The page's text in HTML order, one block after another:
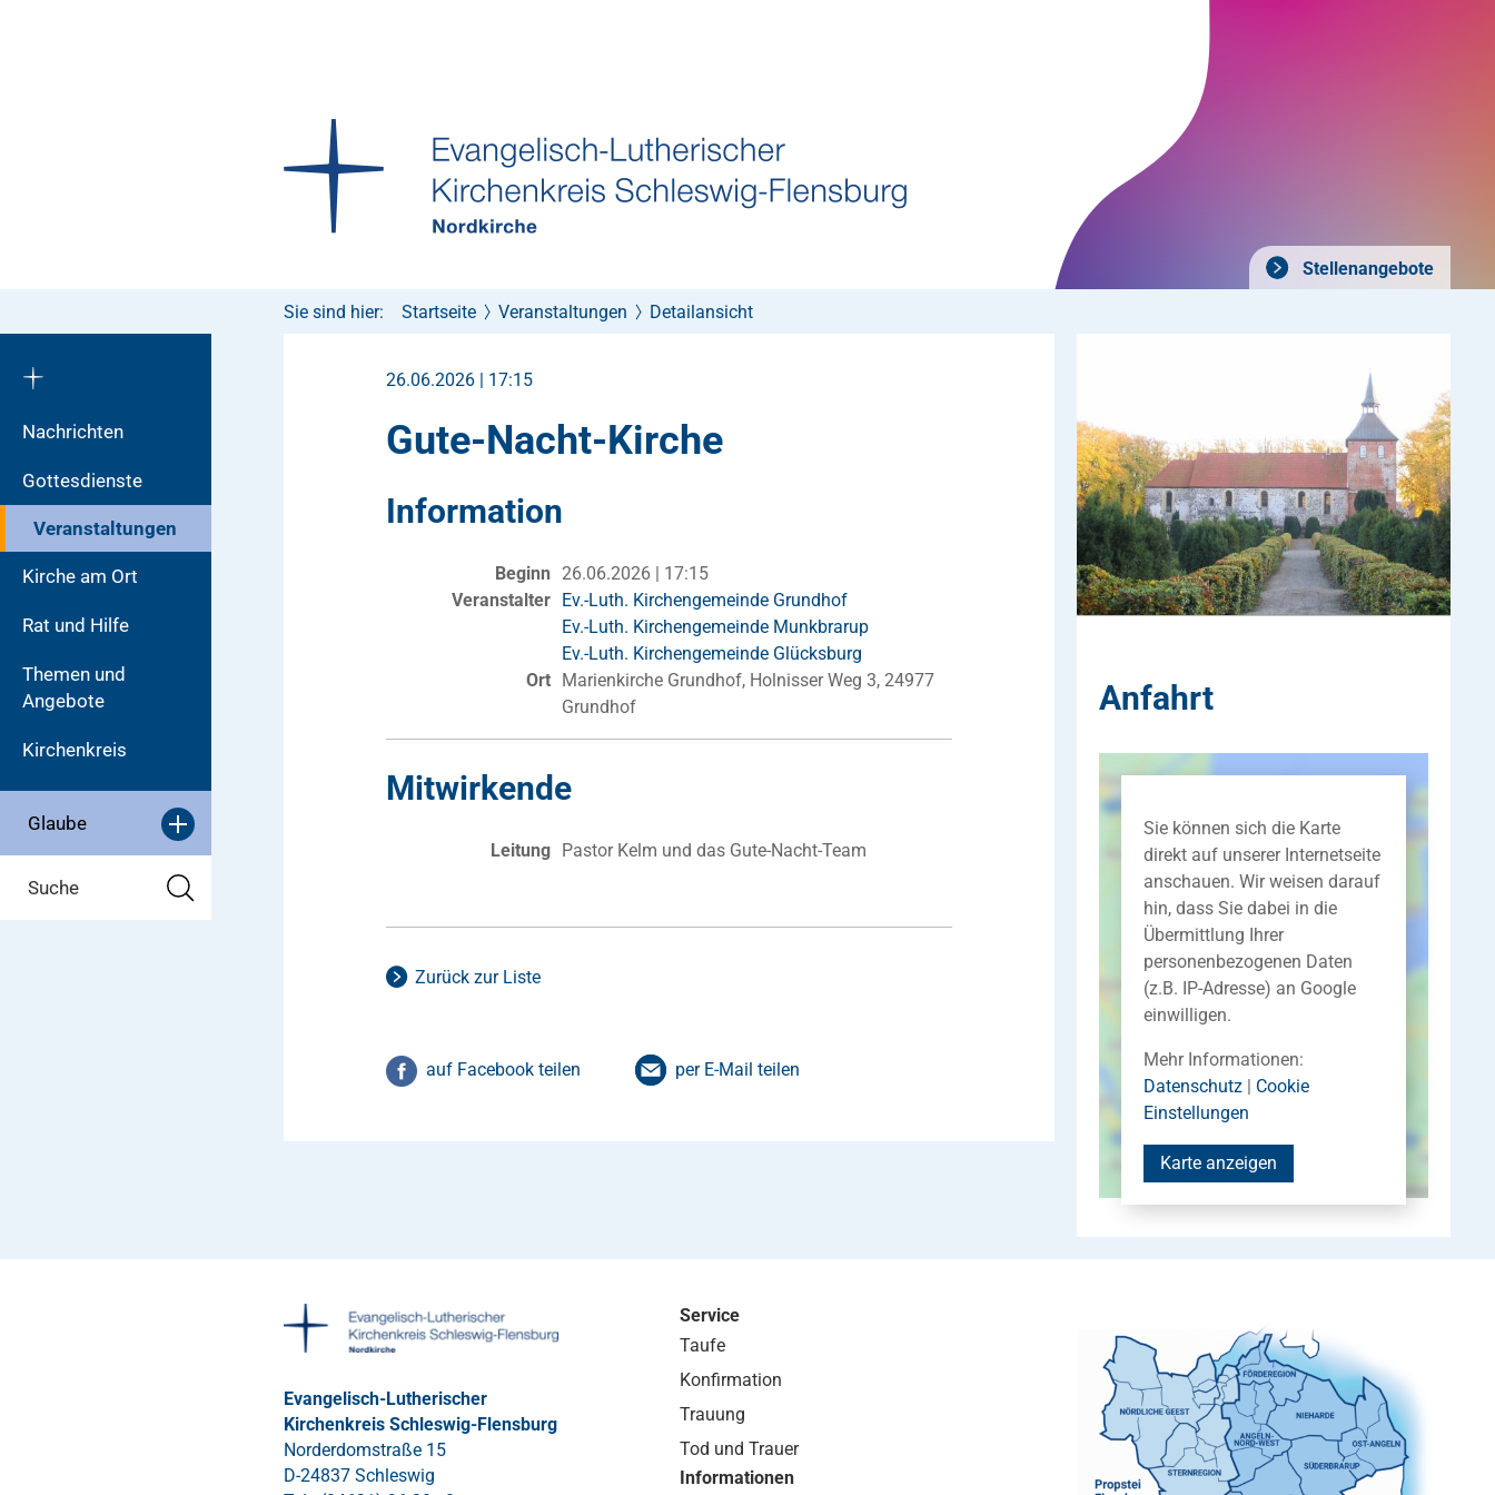
Stellenangebote
Nachrichten
Gottesdienste
Veranstaltungen
Kirche am Ort
Rat und Hilfe
Themen und
Angebote
Kirchenkreis
Glaube
Suche
Sie sind hier: Startseite Veranstaltungen Detailansicht
26.06.2026 | 17:15
Gute-Nacht-Kirche
Information
Beginn 26.06.2026 | 17:15
Veranstalter Ev.-Luth. Kirchengemeinde Grundhof
Ev.-Luth. Kirchengemeinde Munkbrarup
Ev.-Luth. Kirchengemeinde Glücksburg
Ort Marienkirche Grundhof, Holnisser Weg 3, 24977
Grundhof
Mitwirkende
Leitung Pastor Kelm und das Gute-Nacht-Team
Zurück zur Liste
auf Facebook teilen per E-Mail teilen
Anfahrt
Sie können sich die Karte
direkt auf unserer Internetseite
anschauen. Wir weisen darauf
hin, dass Sie dabei in die
Übermittlung Ihrer
personenbezogenen Daten
(z.B. IP-Adresse) an Google
einwilligen.
Mehr Informationen:
Datenschutz| Cookie
Einstellungen
Karte anzeigen
Evangelisch-Lutherischer
Kirchenkreis Schleswig-Flensburg
Norderdomstraße 15
D-24837 Schleswig
Service
Taufe
Konfirmation
Trauung
Tod und Trauer
Informationen